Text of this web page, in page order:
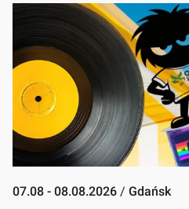
07.08 - 08.08.2026 / Gdańsk